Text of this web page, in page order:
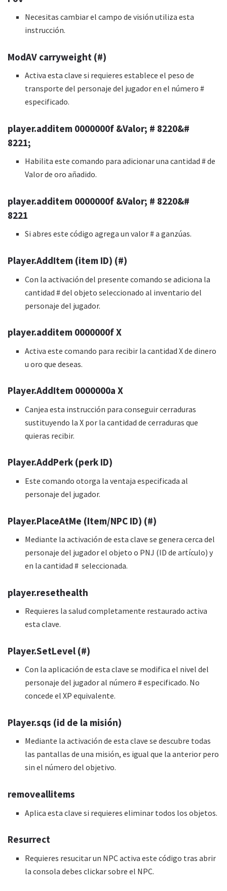
Necesitas cambiar el campo de visión utiliza esta
instrucción.
ModAV carryweight (#)
Activa esta clave si requieres establece el peso de
transporte del personaje del jugador en el número #
especificado.
player.additem 0000000f &Valor; # 8220&#
8221;
Habilita este comando para adicionar una cantidad # de
Valor de oro añadido.
player.additem 0000000f &Valor; # 8220&#
8221
Si abres este código agrega un valor # a ganzúas.
Player.AddItem (item ID) (#)
Con la activación del presente comando se adiciona la
cantidad # del objeto seleccionado al inventario del
personaje del jugador.
player.additem 0000000f X
Activa este comando para recibir la cantidad X de dinero
u oro que deseas.
Player.AddItem 0000000a X
Canjea esta instrucción para conseguir cerraduras
sustituyendo la X por la cantidad de cerraduras que
quieras recibir.
Player.AddPerk (perk ID)
Este comando otorga la ventaja especificada al
personaje del jugador.
Player.PlaceAtMe (Item/NPC ID) (#)
Mediante la activación de esta clave se genera cerca del
personaje del jugador el objeto o PNJ (ID de artículo) y
en la cantidad # seleccionada.
player.resethealth
Requieres la salud completamente restaurado activa
esta clave.
Player.SetLevel (#)
Con la aplicación de esta clave se modifica el nivel del
personaje del jugador al número # especificado. No
concede el XP equivalente.
Player.sqs (id de la misión)
Mediante la activación de esta clave se descubre todas
las pantallas de una misión, es igual que la anterior pero
sin el número del objetivo.
removeallitems
Aplica esta clave si requieres eliminar todos los objetos.
Resurrect
Requieres resucitar un NPC activa este código tras abrir
la consola debes clickar sobre el NPC.